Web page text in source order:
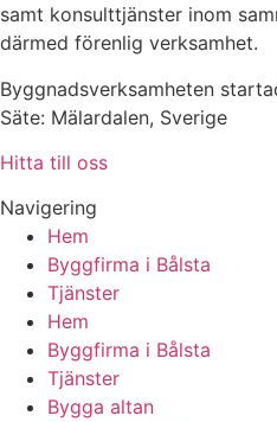
samt konsulttjänster inom
därmed förenlig verksamhet.
Byggnadsverksamheten
Säte: Mälardalen, Sverige
Hitta till oss
Navigering
Hem
Byggfirma i Bålsta
Tjänster
Hem
Byggfirma i Bålsta
Tjänster
Bygga altan